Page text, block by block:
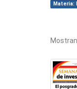
Materia: